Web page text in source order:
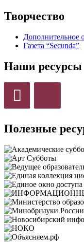
Творчество
Дополнительное
Газета “Secunda”
Наши ресурсы
Полезные